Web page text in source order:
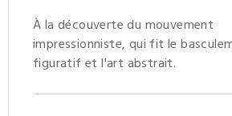
À la découverte du mouvement
impressionniste, qui fit le
figuratif et l'art abstrait.